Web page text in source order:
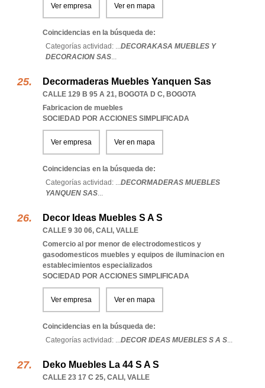
Ver empresa Ver en mapa
Coincidencias en la búsqueda de:
Categorías actividad: ...DECORAKASA MUEBLES Y
DECORACION SAS...
Decormaderas Muebles Yanquen Sas
CALLE 129 B 95 A 21, BOGOTA D C, BOGOTA
Fabricacion de muebles
SOCIEDAD POR ACCIONES SIMPLIFICADA
Ver empresa Ver en mapa
Coincidencias en la búsqueda de:
Categorías actividad: ...DECORMADERAS MUEBLES
YANQUEN SAS...
Decor Ideas Muebles S A S
CALLE 9 30 06, CALI , VALLE
Comercio al por menor de electrodomesticos y
gasodomesticos muebles y equipos de iluminacion en
establecimientos especializados
SOCIEDAD POR ACCIONES SIMPLIFICADA
Ver empresa Ver en mapa
Coincidencias en la búsqueda de:
Categorías actividad: ...DECOR IDEAS MUEBLES S A S...
Deko Muebles La 44 S A S
CALLE 23 17 C 25, CALI , VALLE